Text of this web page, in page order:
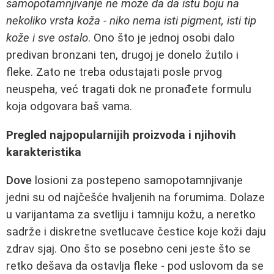
samopotamnjivanje ne može da da istu boju na
nekoliko vrsta koža - niko nema isti pigment, isti tip
kože i sve ostalo. Ono što je jednoj osobi dalo
predivan bronzani ten, drugoj je donelo žutilo i
fleke. Zato ne treba odustajati posle prvog
neuspeha, već tragati dok ne pronađete formulu
koja odgovara baš vama.
Pregled najpopularnijih proizvoda i njihovih
karakteristika
Dove losioni za postepeno samopotamnjivanje
jedni su od najčešće hvaljenih na forumima. Dolaze
u varijantama za svetliju i tamniju kožu, a neretko
sadrže i diskretne svetlucave čestice koje koži daju
zdrav sjaj. Ono što se posebno ceni jeste što se
retko dešava da ostavlja fleke - pod uslovom da se